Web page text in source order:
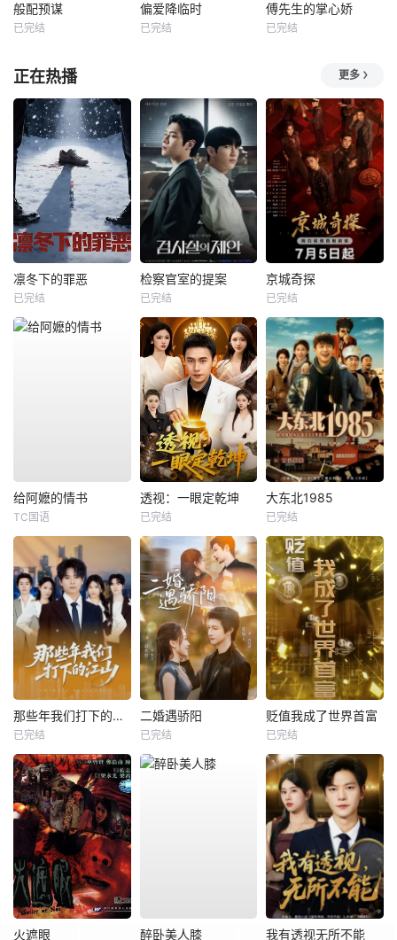
般配预谋
已完结
偏爱降临时
已完结
傅先生的掌心娇
已完结
正在热播 更多
凛冬下的罪恶
已完结
检察官室的提案
已完结
京城奇探
已完结
给阿嬷的情书
TC国语
透视：一眼定乾坤
已完结
大东北1985
已完结
那些年我们打下的江山
已完结
二婚遇骄阳
已完结
贬值我成了世界首富
已完结
火遮眼 醉卧美人膝 我有透视无所不能